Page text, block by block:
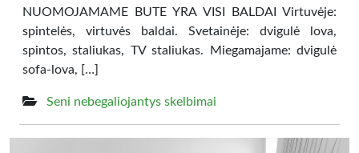
NUOMOJAMAME BUTE YRA VISI BALDAI Virtuvėje:
spintelės, virtuvės baldai. Svetainėje: dvigulė lova,
spintos, staliukas, TV staliukas. Miegamajame: dvigulė
sofa-lova, […]
Seni nebegaliojantys skelbimai